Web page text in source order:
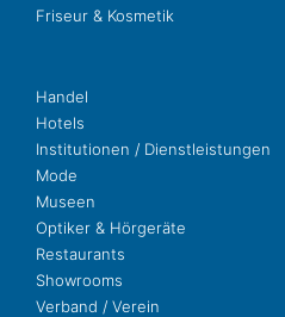
Fri­seur & Kosmetik
Handel
Hotels
Insti­tu­tio­nen / Dienstleistungen
Mode
Museen
Opti­ker & Hörgeräte
Restau­rants
Show­rooms
Ver­band / Verein